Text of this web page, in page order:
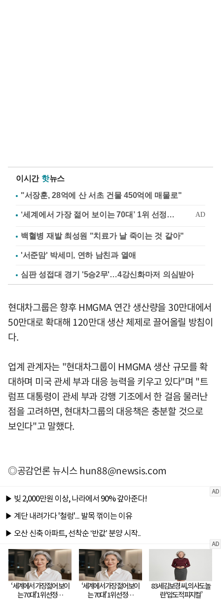
이시간 핫뉴스
"서장훈, 28억에 산 서초 건물 450억에 매물로"
백혈병 재발 최성원 "치료가 날 죽이는 것 같아"
'서준맘' 박세미, 연하 남친과 열애
심판 성접대 경기 '5승2무'…4강신화마저 의심받아
현대차그룹은 향후 HMGMA 연간 생산량을 30만대에서
50만대로 확대해 120만대 생산 체제로 끌어올릴 방침이
다.
업계 관계자는 "현대차그룹이 HMGMA 생산 규모를 확
대하며 미국 관세 부과 대응 능력을 키우고 있다"며 "트
럼프 대통령이 관세 부과 강행 기조에서 한 걸음 물러난
점을 고려하면, 현대차그룹의 대응책은 충분할 것으로
보인다"고 말했다.
◎공감언론 뉴시스hun88@newsis.com